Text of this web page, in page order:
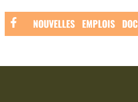
NOUVELLES EMPLOIS